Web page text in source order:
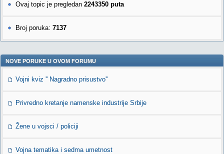
Ovaj topic je pregledan 2243350 puta
Broj poruka: 7137
NOVE PORUKE U OVOM FORUMU
Vojni kviz '' Nagradno prisustvo''
Privredno kretanje namenske industrije Srbije
Žene u vojsci / policiji
Vojna tematika i sedma umetnost